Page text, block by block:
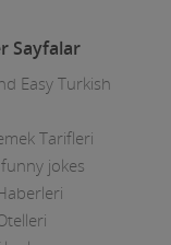
Sayfalar
Easy Turkish
Tarifleri
jokes